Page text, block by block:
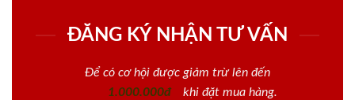
ĐĂNG KÝ NHẬN TƯ VẤN
Để có cơ hội được giảm trừ lên đến
1.000.000đ
khi đặt mua hàng.